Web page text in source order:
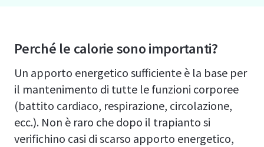
Perché le calorie sono importanti?
Un apporto energetico sufficiente è la base per
il mantenimento di tutte le funzioni corporee
(battito cardiaco, respirazione, circolazione,
ecc.). Non è raro che dopo il trapianto si
verifichino casi di scarso apporto energetico,